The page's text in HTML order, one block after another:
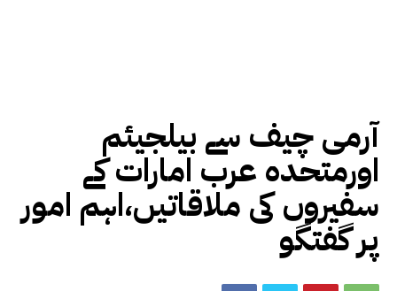
آرمی چیف سے بیلجیئم
اورمتحدہ عرب امارات کے
سفیروں کی ملاقاتیں،اہم امور
پر گفتگو